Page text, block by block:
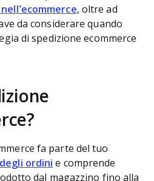
, oltre ad
da considerare quando
di spedizione ecommerce
fa parte del tuo
ordini e comprende
dal magazzino fino alla